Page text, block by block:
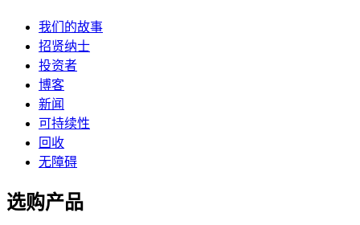
我们的故事
招贤纳士
投资者
博客
新闻
可持续性
回收
无障碍
选购产品